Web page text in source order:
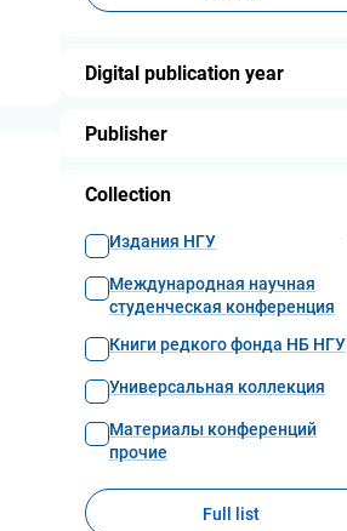
Digital publication year
Publisher
Collection
Издания НГУ
Международная научная
студенческая конференция
Книги редкого фонда НБ НГУ
Универсальная коллекция
Материалы конференций
прочие
Full list